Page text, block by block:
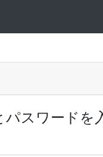
スワードを